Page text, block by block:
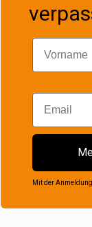
Vorname
Email
Mit der